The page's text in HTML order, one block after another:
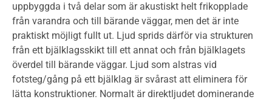
uppbyggda i två delar som är akustiskt helt frikopplade
från varandra och till bärande väggar, men det är inte
praktiskt möjligt fullt ut. Ljud sprids därför via strukturen
från ett bjälklagsskikt till ett annat och från bjälklagets
överdel till bärande väggar. Ljud som alstras vid
fotsteg/gång på ett bjälklag är svårast att eliminera för
lätta konstruktioner. Normalt är direktljudet dominerande